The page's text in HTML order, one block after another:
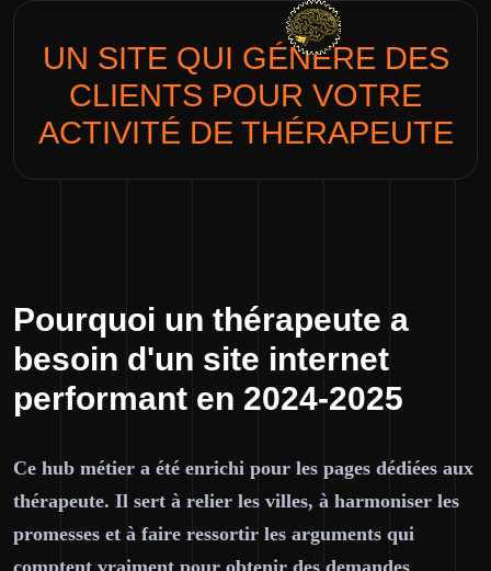
UN SITE QUI GÉNÈRE DES
CLIENTS POUR VOTRE
ACTIVITÉ DE THÉRAPEUTE
Pourquoi un thérapeute a
besoin d'un site internet
performant en 2024-2025
Ce hub métier a été enrichi pour les pages dédiées aux
thérapeute. Il sert à relier les villes, à harmoniser les
promesses et à faire ressortir les arguments qui
comptent vraiment pour obtenir des demandes